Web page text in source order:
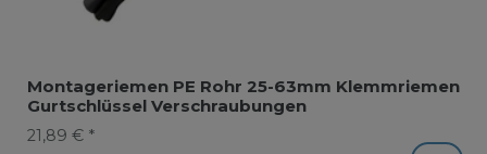
Montageriemen PE Rohr 25-63mm Klemmriemen
Gurtschlüssel Verschraubungen
21,89 € *